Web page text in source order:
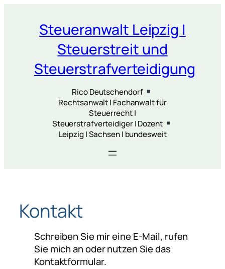
springenSteueranwalt Leipzig |
Steuerstreit und
Steuerstrafverteidigung
Rico Deutschendorf
Rechtsanwalt | Fachanwalt für
Steuerrecht |
Steuerstrafverteidiger | Dozent
Leipzig | Sachsen | bundesweit
Kontakt
Schreiben Sie mir eine E-Mail, rufen
Sie mich an oder nutzen Sie das
Kontaktformular.